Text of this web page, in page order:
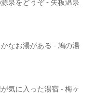
泉をどうぞ - 矢板温泉
なお湯がある - 鳩の湯
気に入った湯宿 - 梅ヶ